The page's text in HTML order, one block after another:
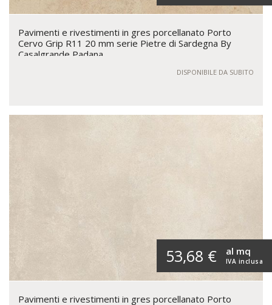
Pavimenti e rivestimenti in gres porcellanato Porto
Cervo Grip R11 20 mm serie Pietre di Sardegna By
Casalgrande Padana
DISPONIBILE DA SUBITO
53,68 € IVA inclusa
al mq
Pavimenti e rivestimenti in gres porcellanato Porto